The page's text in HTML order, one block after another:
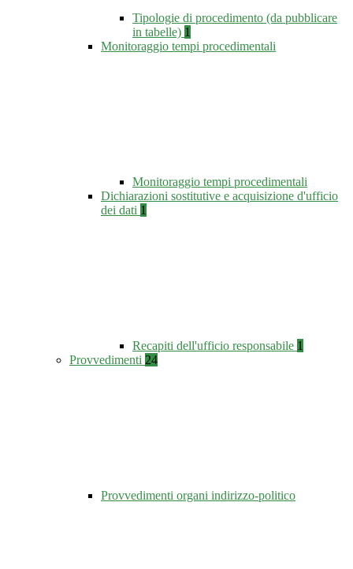
Tipologie di procedimento (da pubblicare
in tabelle) 1
Monitoraggio tempi procedimentali
Monitoraggio tempi procedimentali
Dichiarazioni sostitutive e acquisizione d'ufficio
dei dati 1
Recapiti dell'ufficio responsabile 1
Provvedimenti 24
Provvedimenti organi indirizzo-politico